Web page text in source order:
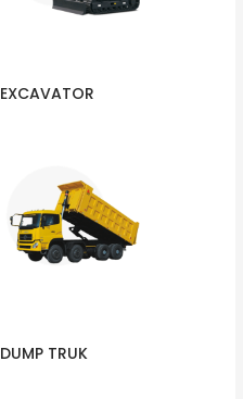
EXCAVATOR
DUMP TRUK